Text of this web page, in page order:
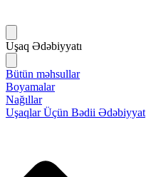
Uşaq Ədəbiyyatı
Bütün məhsullar
Boyamalar
Nağıllar
Uşaqlar Üçün Bədii Ədəbiyyat